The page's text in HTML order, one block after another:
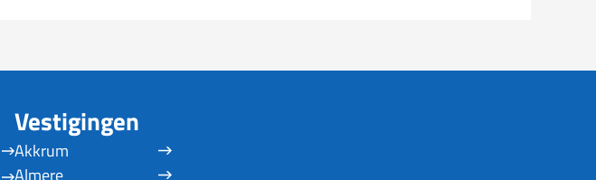
Vestigingen
Akkrum
Almere